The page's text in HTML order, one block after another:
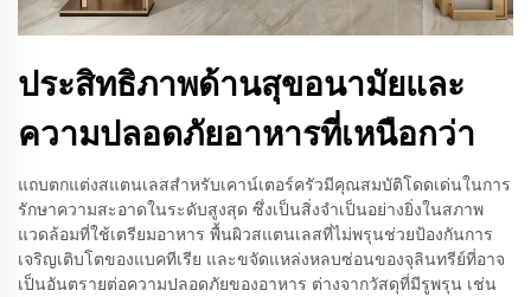
ประสิทธิภาพด้านสุขอนามัยและ
ความปลอดภัยอาหารที่เหนือกว่า
แถบตกแต่งสแตนเลสสำหรับเคาน์เตอร์ครัวมีคุณสมบัติโดดเด่นในการ
รักษาความสะอาดในระดับสูงสุด ซึ่งเป็นสิ่งจำเป็นอย่างยิ่งในสภาพ
แวดล้อมที่ใช้เตรียมอาหาร พื้นผิวสแตนเลสที่ไม่พรุนช่วยป้องกันการ
เจริญเติบโตของแบคทีเรีย และขจัดแหล่งหลบซ่อนของจุลินทรีย์ที่อาจ
เป็นอันตรายต่อความปลอดภัยของอาหาร ต่างจากวัสดุที่มีรูพรุน เช่น